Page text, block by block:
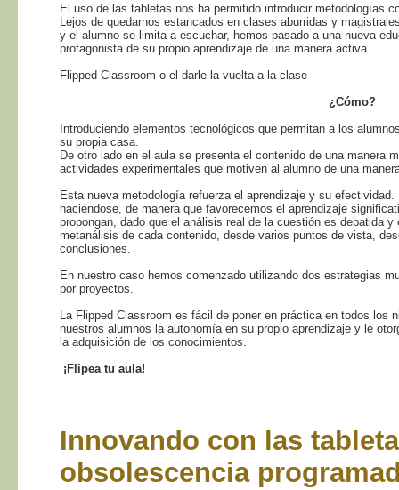
El uso de las tabletas nos ha permitido introducir metodologías
Lejos de quedarnos estancados en clases aburridas y
y el alumno se limita a escuchar, hemos pasado a una nueva
protagonista de su propio aprendizaje de una manera activa.
Flipped Classroom o el darle la vuelta a la clase
¿Cómo?
Introduciendo elementos tecnológicos que permitan a los
su propia casa.
De otro lado en el aula se presenta el contenido de una manera
actividades experimentales que motiven al alumno de una
Esta nueva metodología refuerza el aprendizaje y su
haciéndose, de manera que favorecemos el aprendizaje
propongan, dado que el análisis real de la cuestión es debatida
metanálisis de cada contenido, desde varios puntos de vista,
conclusiones.
En nuestro caso hemos comenzado utilizando dos estrategias
por proyectos.
La Flipped Classroom es fácil de poner en práctica en todos
nuestros alumnos la autonomía en su propio aprendizaje y le
la adquisición de los conocimientos.
¡Flipea tu aula!
Innovando con las
obsolescencia